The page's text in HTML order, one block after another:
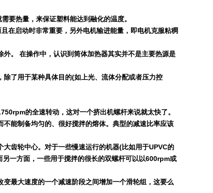
要热量，来保证塑料能达到融化的温度。
在启动时非常重要，另外电机输进能量，即电机克服粘稠
。 在操作中，认识到筒体加热器其实并不是主要热源是
除了用于某种具体目的(如上光、流体分配或者压力控
的全速转动，这对一个挤出机螺杆来说就太快了。
能制备均匀的、很好搅拌的熔体。典型的减速比率应该
齿轮中心。对于一些慢速运行的机器(比如用于UPVC的
另一方面，一些用于搅拌的很长的双螺杆可以以600rpm或
最大速度的一个减速阶段之间增加一个滑轮组，这要么